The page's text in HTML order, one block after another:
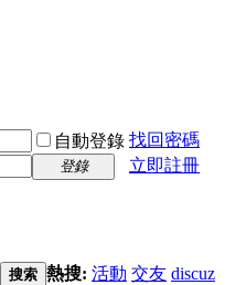
自動登錄 找回密碼
登錄
立即註冊
搜索 熱搜: 活動 交友 discuz